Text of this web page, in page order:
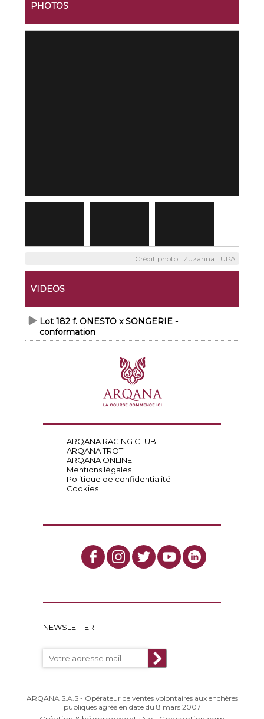
PHOTOS
Crédit photo : Zuzanna LUPA
VIDEOS
Lot 182 f. ONESTO x SONGERIE -
conformation
ARQANA RACING CLUB
ARQANA TROT
ARQANA ONLINE
Mentions légales
Politique de confidentialité
Cookies
NEWSLETTER
ARQANA S.A.S - Opérateur de ventes volontaires aux enchères
publiques agréé en date du 8 mars 2007